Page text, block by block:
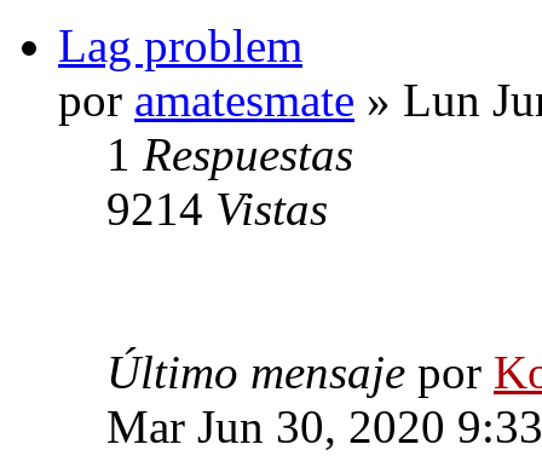
Lag problem
por amatesmate » Lun
1 Respuestas
9214 Vistas
Último mensaje por
Mar Jun 30, 2020